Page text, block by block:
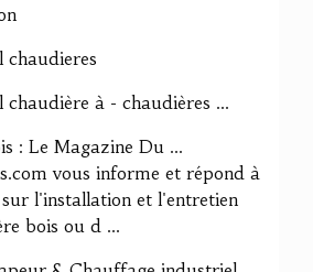
chaudieres
à - chaudières ...
: Le Magazine Du ...
vous informe et répond à
sur l'installation et l'entretien
bois ou d ...